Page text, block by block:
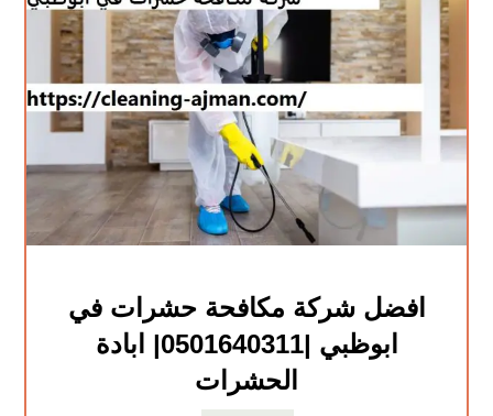
افضل شركة مكافحة حشرات في
ابوظبي |0501640311| ابادة
الحشرات